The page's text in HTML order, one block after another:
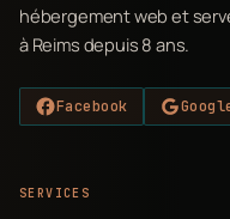
hébergement web et
à Reims depuis 8 ans.
Facebook
SERVICES